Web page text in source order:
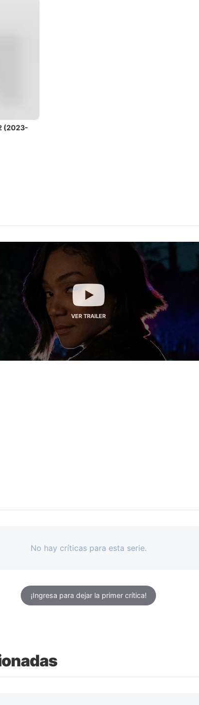
(2023-
VER TRAILER
No hay críticas para esta serie.
¡Ingresa para dejar la primer crítica!